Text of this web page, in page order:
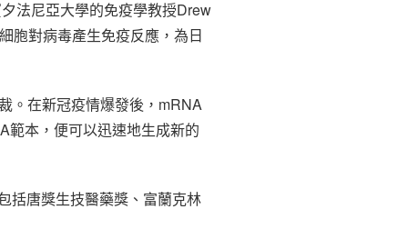
法尼亞大學的免疫學教授Drew
胞對病毒產生免疫反應，為日
。在新冠疫情爆發後，mRNA
範本，便可以迅速地生成新的
括唐獎生技醫藥獎、富蘭克林